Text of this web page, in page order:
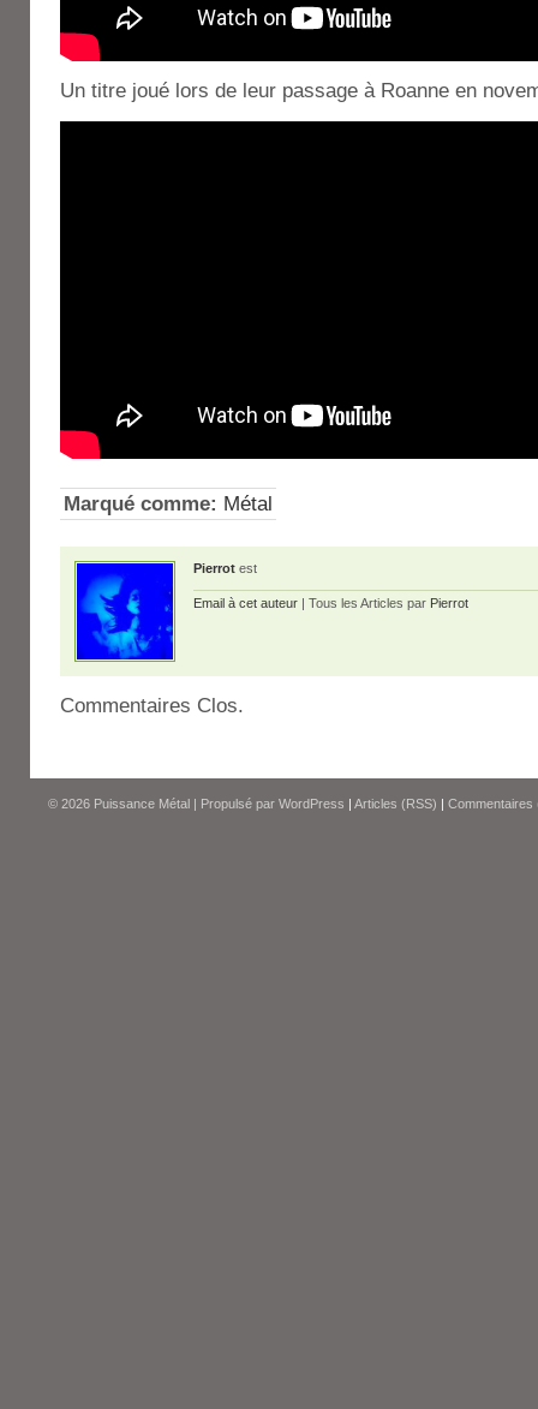
Un titre joué lors de leur passage à Roanne en
Marqué comme: Métal
Pierrot est
Email à cet auteur | Tous les Articles par Pierrot
Commentaires Clos.
© 2026 Puissance Métal | Propulsé par WordPress | Articles (RSS) | Commentaires